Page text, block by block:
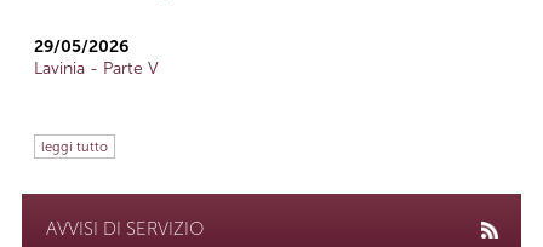
29/05/2026
Lavinia - Parte V
leggi tutto
AVVISI DI SERVIZIO